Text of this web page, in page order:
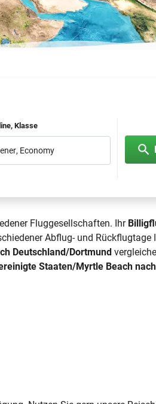
Klasse
, Economy
Fluggesellschaften. Ihr
Abflug- und Rückflugtage
Deutschland/Dortmund
Staaten/Myrtle Beach nach